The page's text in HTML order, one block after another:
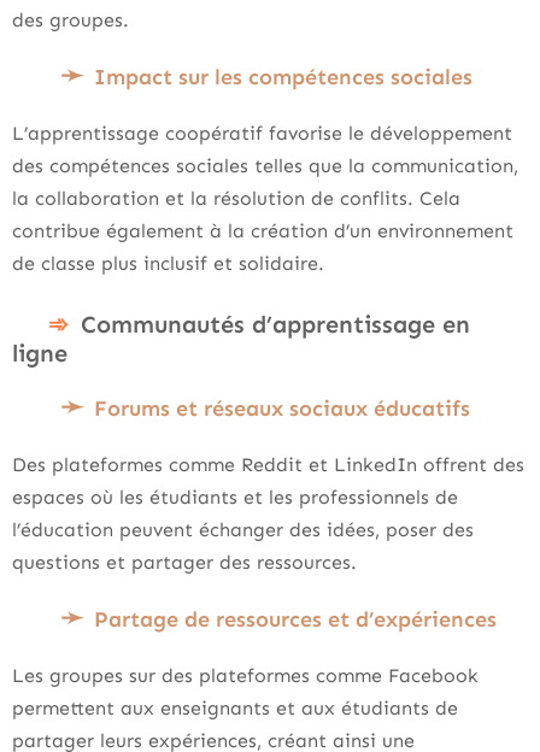
des groupes.
Impact sur les compétences sociales
L’apprentissage coopératif favorise le développement
des compétences sociales telles que la communication,
la collaboration et la résolution de conflits. Cela
contribue également à la création d’un environnement
de classe plus inclusif et solidaire.
Communautés d’apprentissage en
ligne
Forums et réseaux sociaux éducatifs
Des plateformes comme Reddit et LinkedIn offrent des
espaces où les étudiants et les professionnels de
l’éducation peuvent échanger des idées, poser des
questions et partager des ressources.
Partage de ressources et d’expériences
Les groupes sur des plateformes comme Facebook
permettent aux enseignants et aux étudiants de
partager leurs expériences, créant ainsi une